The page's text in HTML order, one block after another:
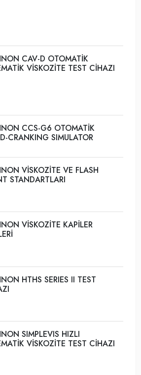
CAV-D OTOMATİK
VİSKOZİTE TEST CİHAZI
CCS-G6 OTOMATİK
CRANKING SIMULATOR
VİSKOZİTE VE FLASH
STANDARTLARI
VİSKOZİTE KAPİLER
HTHS SERIES II TEST
SIMPLEVIS HIZLI
VİSKOZİTE TEST CİHAZI